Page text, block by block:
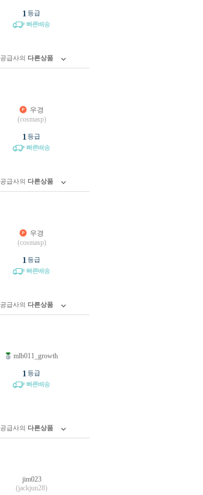
1 등급
빠른배송
공급사의 다른상품
우경
(cosmasp)
1 등급
빠른배송
공급사의 다른상품
우경
(cosmasp)
1 등급
빠른배송
공급사의 다른상품
mlb011_growth
1 등급
빠른배송
공급사의 다른상품
jim023
(jackjun28)